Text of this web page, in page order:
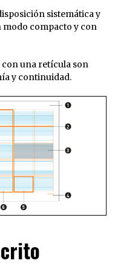
sistemática y
modo compacto y con
una retícula son
y continuidad.